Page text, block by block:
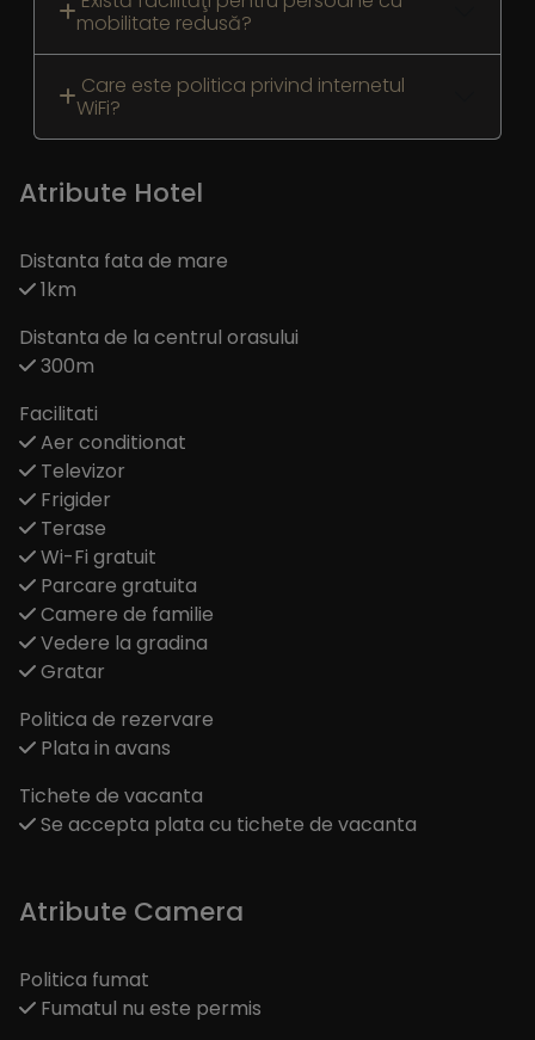
mobilitate redusă?
Care este politica privind internetul
WiFi?
Atribute Hotel
Distanta fata de mare
1km
Distanta de la centrul orasului
300m
Facilitati
Aer conditionat
Televizor
Frigider
Terase
Wi-Fi gratuit
Parcare gratuita
Camere de familie
Vedere la gradina
Gratar
Politica de rezervare
Plata in avans
Tichete de vacanta
Se accepta plata cu tichete de vacanta
Atribute Camera
Politica fumat
Fumatul nu este permis